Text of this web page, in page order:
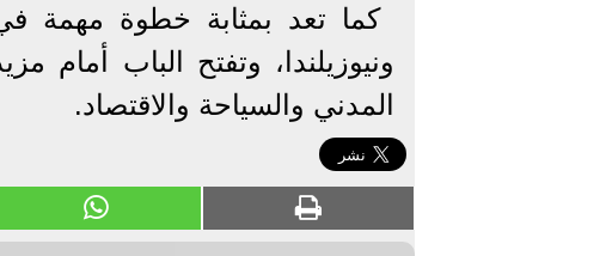
كما تعد بمثابة خطوة مهمة في
ونيوزيلندا، وتفتح الباب أمام
المدني والسياحة والاقتصاد.